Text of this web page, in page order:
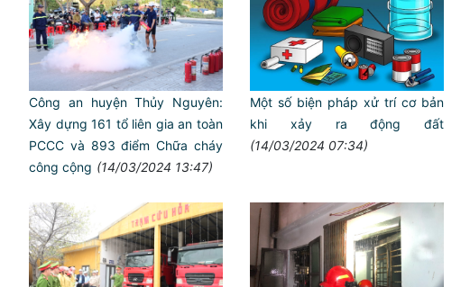
Công an huyện Thủy Nguyên:
Xây dựng 161 tổ liên gia an toàn
PCCC và 893 điểm Chữa cháy
công cộng (14/03/2024 13:47)
Một số biện pháp xử trí cơ bản
khi xảy ra động đất
(14/03/2024 07:34)